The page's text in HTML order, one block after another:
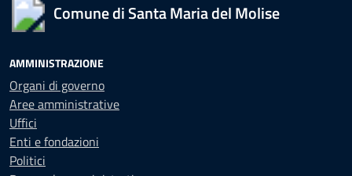
Comune di Santa Maria del Molise
AMMINISTRAZIONE
Organi di governo
Aree amministrative
Uffici
Enti e fondazioni
Politici